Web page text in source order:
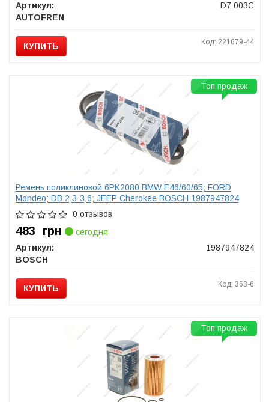
Артикул:
D7 003C
AUTOFREN
КУПИТЬ Код: 221679-44
Ремень поликлиновой 6PK2080 BMW E46/60/65; FORD
Mondeo; DB 2,3-3,6; JEEP Cherokee BOSCH 1987947824
0 отзывов
483 грн
сегодня
Артикул:
1987947824
BOSCH
КУПИТЬ Код: 363-6
Топ продаж
Топ продаж